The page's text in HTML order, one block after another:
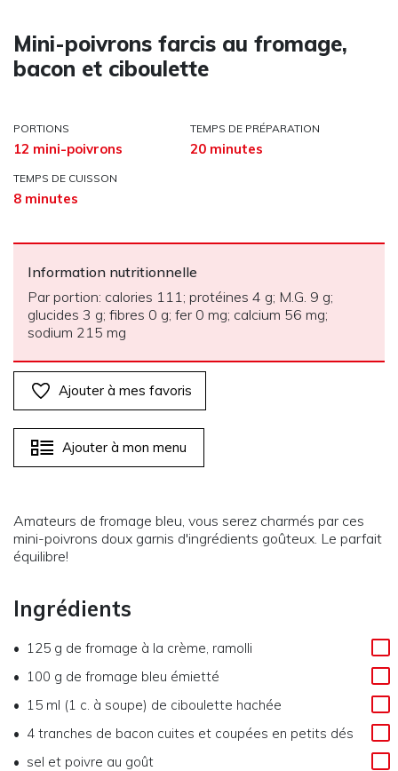
Mini-poivrons farcis au fromage,
bacon et ciboulette
PORTIONS
12 mini-poivrons
TEMPS DE PRÉPARATION
20 minutes
TEMPS DE CUISSON
8 minutes
Information nutritionnelle
Par portion: calories 111; protéines 4 g; M.G. 9 g;
glucides 3 g; fibres 0 g; fer 0 mg; calcium 56 mg;
sodium 215 mg
Ajouter à mes favoris
Ajouter à mon menu
Amateurs de fromage bleu, vous serez charmés par ces
mini-poivrons doux garnis d'ingrédients goûteux. Le parfait
équilibre!
Ingrédients
125 g de fromage à la crème, ramolli
100 g de fromage bleu émietté
15 ml (1 c. à soupe) de ciboulette hachée
4 tranches de bacon cuites et coupées en petits dés
sel et poivre au goût